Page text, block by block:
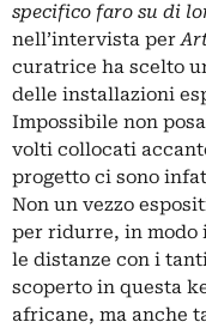
specifico faro su di
nell’intervista per
curatrice ha scelto
delle installazioni
Impossibile non
volti collocati
progetto ci sono
Non un vezzo
per ridurre, in modo
le distanze con i
scoperto in questa
africane, ma anche